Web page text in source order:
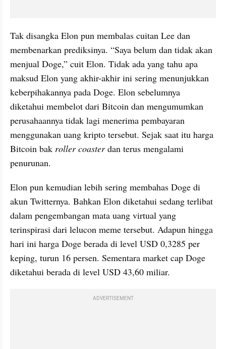
Tak disangka Elon pun membalas cuitan Lee dan
membenarkan prediksinya. “Saya belum dan tidak akan
menjual Doge,” cuit Elon. Tidak ada yang tahu apa
maksud Elon yang akhir-akhir ini sering menunjukkan
keberpihakannya pada Doge. Elon sebelumnya
diketahui membelot dari Bitcoin dan mengumumkan
perusahaannya tidak lagi menerima pembayaran
menggunakan uang kripto tersebut. Sejak saat itu harga
Bitcoin bak roller coaster dan terus mengalami
penurunan.
Elon pun kemudian lebih sering membahas Doge di
akun Twitternya. Bahkan Elon diketahui sedang terlibat
dalam pengembangan mata uang virtual yang
terinspirasi dari lelucon meme tersebut. Adapun hingga
hari ini harga Doge berada di level USD 0,3285 per
keping, turun 16 persen. Sementara market cap Doge
diketahui berada di level USD 43,60 miliar.
ADVERTISEMENT